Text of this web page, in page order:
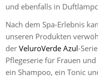
und ebenfalls in
Nach dem Spa-Erlebnis
unseren Produkten
derVeluroVerde Azul-
Pflegeserie für Frauen
ein Shampoo, ein Tonic